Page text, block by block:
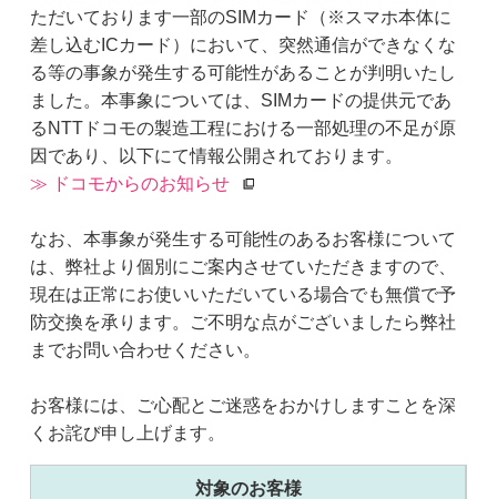
ただいております一部のSIMカード（※スマホ本体に
差し込むICカード）において、突然通信ができなくな
る等の事象が発生する可能性があることが判明いたし
ました。本事象については、SIMカードの提供元であ
るNTTドコモの製造工程における一部処理の不足が原
因であり、以下にて情報公開されております。
≫ ドコモからのお知らせ
なお、本事象が発生する可能性のあるお客様について
は、弊社より個別にご案内させていただきますので、
現在は正常にお使いいただいている場合でも無償で予
防交換を承ります。ご不明な点がございましたら弊社
までお問い合わせください。
お客様には、ご心配とご迷惑をおかけしますことを深
くお詫び申し上げます。
対象のお客様